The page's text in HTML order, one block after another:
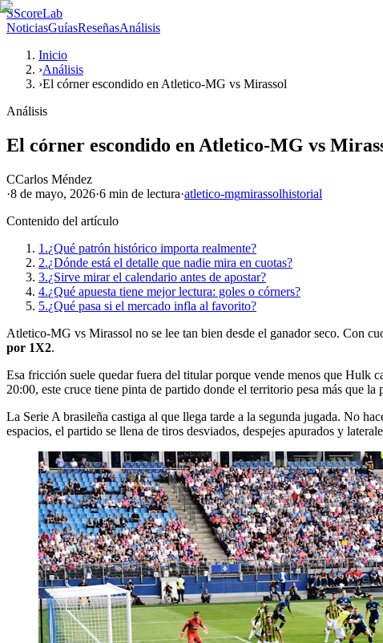
SScoreLab
NoticiasGuíasReseñasAnálisis
Inicio
›Análisis
›El córner escondido en Atletico-MG vs Mirassol
Análisis
El córner escondido en Atletico-MG vs
CCarlos Méndez
·8 de mayo, 2026·6 min de lectura·atletico-mgmirassolhistorial
Contenido del artículo
1.¿Qué patrón histórico importa realmente?
2.¿Dónde está el detalle que nadie mira en cuotas?
3.¿Sirve mirar el calendario antes de apostar?
4.¿Qué apuesta tiene mejor lectura: goles o córners?
5.¿Qué pasa si el mercado infla al favorito?
Atletico-MG vs Mirassol no se lee tan bien desde el ganador seco. Con
por 1X2.
Esa fricción suele quedar fuera del titular porque vende menos que Hulk
20:00, este cruce tiene pinta de partido donde el territorio pesa más que
La Serie A brasileña castiga al que llega tarde a la segunda jugada. No
espacios, el partido se llena de tiros desviados, despejes apurados y